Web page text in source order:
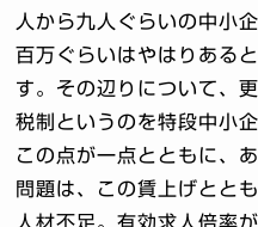
人から九人ぐらいの中小
百万ぐらいはやはりある
す。その辺りについて、
税制というのを特段中小
この点が一点とともに、
問題は、この賃上げとと
人材不足。有効求人倍率